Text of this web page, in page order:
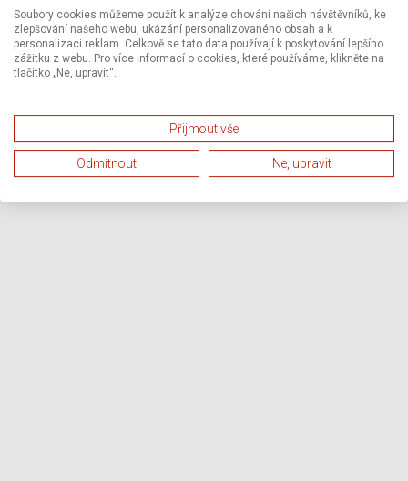
Soubory cookies můžeme použít k analýze chování našich návštěvníků, ke
zlepšování našeho webu, ukázání personalizovaného obsah a k
personalizaci reklam. Celkově se tato data používají k poskytování lepšího
zážitku z webu. Pro více informací o cookies, které používáme, klikněte na
tlačítko „Ne, upravit“.
Přijmout vše
Odmítnout Ne, upravit